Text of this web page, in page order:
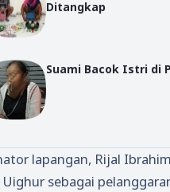
Ditangkap
Suami Bacok Istri di
lapangan, Rijal
sebagai